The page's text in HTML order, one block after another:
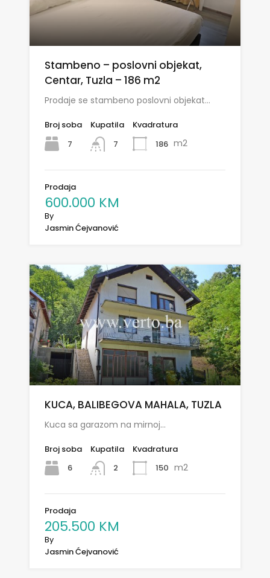
Stambeno – poslovni objekat,
Centar, Tuzla – 186 m2
Prodaje se stambeno poslovni objekat…
Broj soba
7
Kupatila
7
Kvadratura
186 m2
Prodaja
600.000 KM
By
Jasmin Ćejvanović
KUCA, BALIBEGOVA MAHALA, TUZLA
Kuca sa garazom na mirnoj…
Broj soba
6
Kupatila
2
Kvadratura
150 m2
Prodaja
205.500 KM
By
Jasmin Ćejvanović